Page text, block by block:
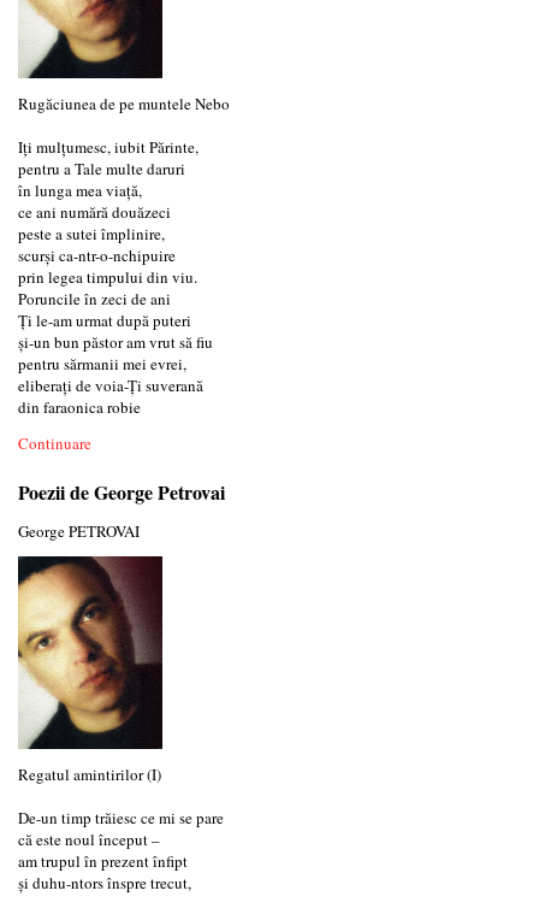
Rugăciunea de pe muntele Nebo
Iţi mulţumesc, iubit Părinte,
pentru a Tale multe daruri
în lunga mea viaţă,
ce ani numără douăzeci
peste a sutei împlinire,
scurşi ca-ntr-o-nchipuire
prin legea timpului din viu.
Poruncile în zeci de ani
Ţi le-am urmat după puteri
şi-un bun păstor am vrut să fiu
pentru sărmanii mei evrei,
eliberaţi de voia-Ţi suverană
din faraonica robie
Continuare
Poezii de George Petrovai
George PETROVAI
Regatul amintirilor (I)
De-un timp trăiesc ce mi se pare
că este noul început –
am trupul în prezent înfipt
și duhu-ntors înspre trecut,